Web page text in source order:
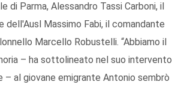
di Parma, Alessandro Tassi Carboni, il
dell'Ausl Massimo Fabi, il comandante
Marcello Robustelli. “Abbiamo il
– ha sottolineato nel suo intervento
– al giovane emigrante Antonio sembrò